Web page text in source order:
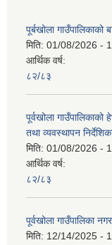
पूर्बखोला गाउँपालिकाको
मिति: 01/08/2026 -
आर्थिक वर्ष:
८२/८३
पूर्वखोला
तथा व्यवस्थापन
मिति: 01/08/2026 -
आर्थिक वर्ष:
८२/८३
पूर्वखोला गाउँपालिका
मिति: 12/14/2025 -